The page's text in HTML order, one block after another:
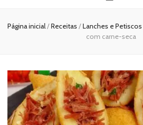
Página inicial/Receitas /Lanches e Petiscos
com carne-seca